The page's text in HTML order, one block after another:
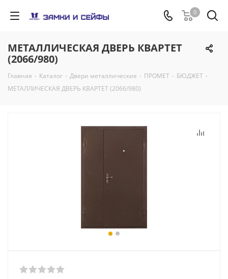
0
МЕТАЛЛИЧЕСКАЯ ДВЕРЬ КВАРТЕТ
(2066/980)
Главная - Каталог - Двери металлические - ПРОМЕТ - БЮДЖЕТ -
МЕТАЛЛИЧЕСКАЯ ДВЕРЬ КВАРТЕТ (2066/980)